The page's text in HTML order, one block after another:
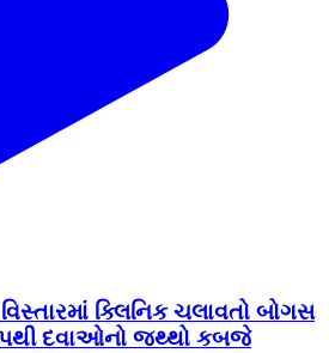
વિસ્તારમાં ક્લિનિક ચલાવતો બોગસ
દવાઓનો જથ્થો કબજે